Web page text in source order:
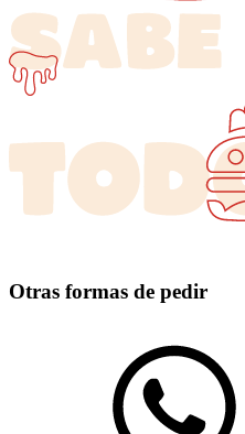
Otras formas de pedir